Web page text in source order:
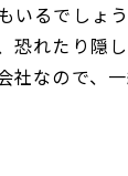
いるでしょ
恐れたり隠
社なので、